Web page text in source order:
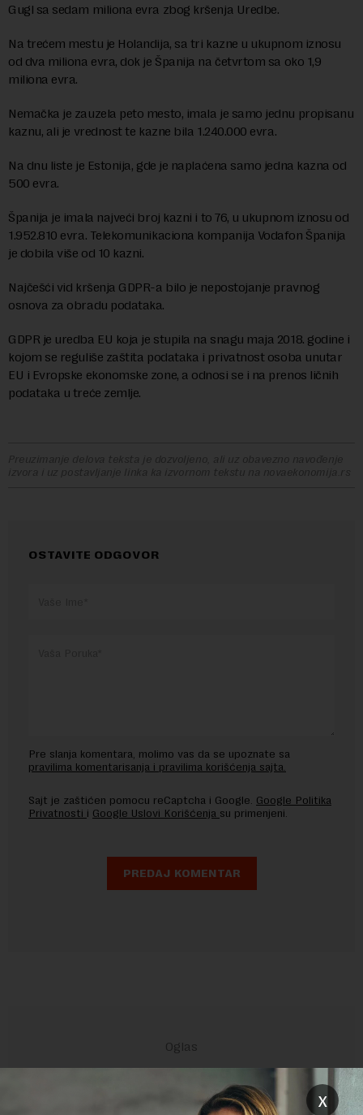
Gugl sa sedam miliona evra zbog kršenja Uredbe.
Na trećem mestu je Holandija, sa tri kazne u ukupnom iznosu
od dva miliona evra, dok je Španija na četvrtom sa oko 1,9
miliona evra.
Nemačka je zauzela peto mesto, imala je samo jednu propisanu
kaznu, ali je vrednost te kazne bila 1.240.000 evra.
Na dnu liste je Estonija, gde je naplaćena samo jedna kazna od
500 evra.
Španija je imala najveći broj kazni i to 76, u ukupnom iznosu od
1.952.810 evra. Telekomunikaciona kompanija Vodafon Španija
je dobila više od 10 kazni.
Najčešći vid kršenja GDPR-a bilo je nepostojanje pravnog
osnova za obradu podataka.
GDPR je uredba EU koja je stupila na snagu maja 2018. godine i
kojom se reguliše zaštita podataka i privatnost osoba unutar
EU i Evropske ekonomske zone, a odnosi se i na prenos ličnih
podataka u treće zemlje.
Preuzimanje delova teksta je dozvoljeno, ali uz obavezno navođenje
izvora i uz postavljanje linka ka izvornom tekstu na novaekonomija.rs
OSTAVITE ODGOVOR
Pre slanja komentara, molimo vas da se upoznate sa
pravilima komentarisanja i pravilima korišćenja sajta.
Sajt je zaštićen pomocu reCaptcha i Google. Google Politika
Privatnosti i Google Uslovi Korišćenja su primenjeni.
x